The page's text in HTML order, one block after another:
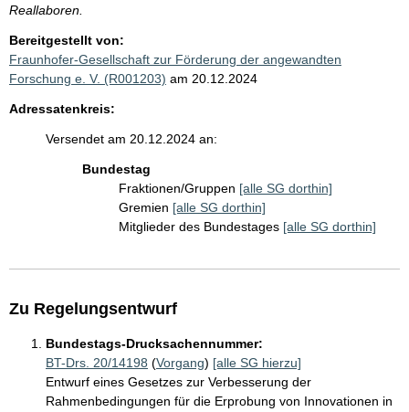
Reallaboren.
Bereitgestellt von:
Fraunhofer-Gesellschaft zur Förderung der angewandten
Forschung e. V. (R001203) am 20.12.2024
Adressatenkreis:
Versendet am 20.12.2024 an:
Bundestag
Fraktionen/Gruppen [alle SG dorthin]
Gremien [alle SG dorthin]
Mitglieder des Bundestages [alle SG dorthin]
Zu Regelungsentwurf
Bundestags-Drucksachennummer:
BT-Drs. 20/14198 (Vorgang) [alle SG hierzu]
Entwurf eines Gesetzes zur Verbesserung der
Rahmenbedingungen für die Erprobung von Innovationen in